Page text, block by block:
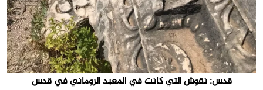
قدس: نقوش التي كانت في المعبد الروماني في قدس